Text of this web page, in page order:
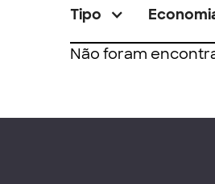
Tipo
Não foram